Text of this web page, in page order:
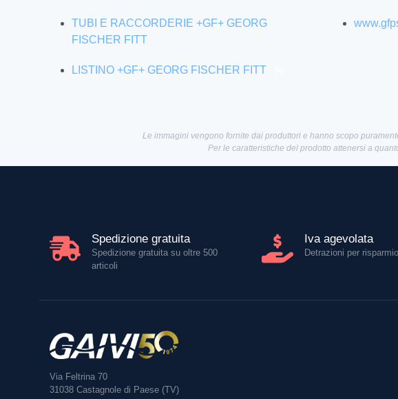
TUBI E RACCORDERIE +GF+ GEORG
FISCHER FITT
LISTINO +GF+ GEORG FISCHER FITT
Le immagini vengono fornite dai produttori e hanno scopo
Per le caratteristiche del prodotto attenersi a
Spedizione gratuita
Spedizione gratuita su oltre 500
articoli
Iva agevolata
Detrazioni per
Via Feltrina 70
31038 Castagnole di Paese (TV)